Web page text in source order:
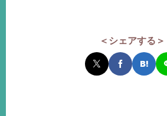
＜シェアする＞